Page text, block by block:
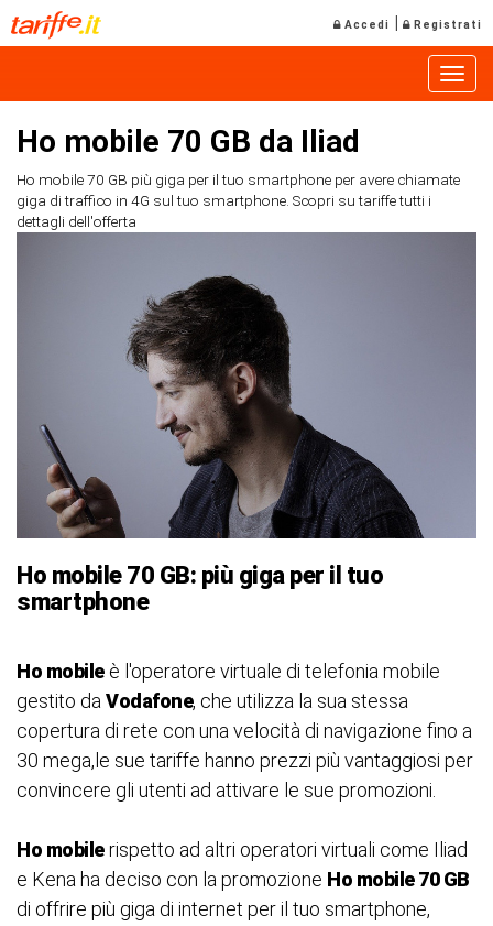
Accedi | Registrati
Ho mobile 70 GB da Iliad
Ho mobile 70 GB più giga per il tuo smartphone per avere chiamate
giga di traffico in 4G sul tuo smartphone. Scopri su tariffe tutti i
dettagli dell'offerta
Ho mobile 70 GB: più giga per il tuo
smartphone
Ho mobileè l'operatore virtuale di telefonia mobile
gestito daVodafone, che utilizza la sua stessa
copertura di rete con una velocità di navigazione fino a
30 mega,le sue tariffe hanno prezzi più vantaggiosi per
convincere gli utenti ad attivare le sue promozioni.
Ho mobilerispetto ad altri operatori virtuali come Iliad
e Kena ha deciso con la promozione Ho mobile 70 GB
di offrire più giga di internet per il tuo smartphone,